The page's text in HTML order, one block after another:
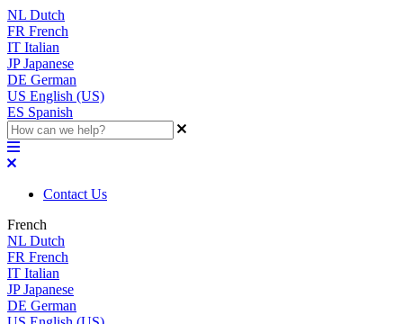
NL Dutch
FR French
IT Italian
JP Japanese
DE German
US English (US)
ES Spanish
Contact Us
French
NL Dutch
FR French
IT Italian
JP Japanese
DE German